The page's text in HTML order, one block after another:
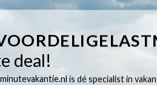
deal!
is dé specialist in